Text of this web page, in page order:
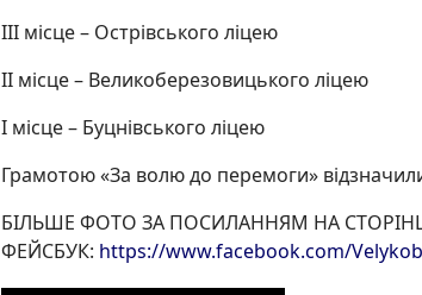
ІІІ місце – Острівського ліцею
ІІ місце – Великоберезовицького ліцею
І місце – Буцнівського ліцею
Грамотою «За волю до перемоги»
БІЛЬШЕ ФОТО ЗА ПОСИЛАННЯМ НА
ФЕЙСБУК: https://www.facebook.com/